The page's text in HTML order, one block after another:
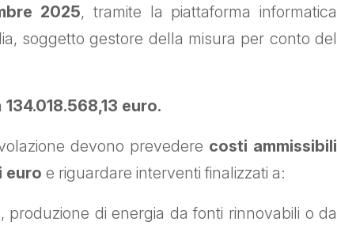
2025, tramite la piattaforma informatica
soggetto gestore della misura per conto del
134.018.568,13 euro.
devono prevedere costi ammissibili
euro e riguardare interventi finalizzati a:
produzione di energia da fonti rinnovabili o da